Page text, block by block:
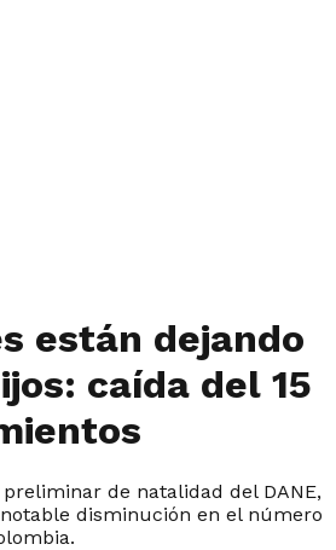
están dejando
caída del 15
de natalidad del DANE,
disminución en el número